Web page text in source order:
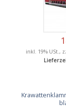
inkl. 19% USt.,